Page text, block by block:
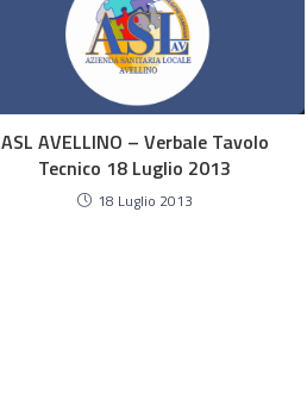
ASL AVELLINO – Verbale Tavolo
Tecnico 18 Luglio 2013
18 Luglio 2013